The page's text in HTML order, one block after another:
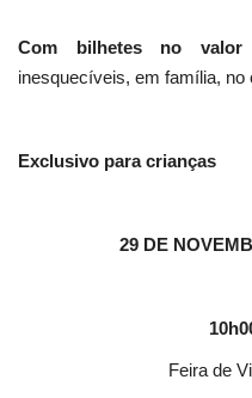
Com bilhetes no
inesquecíveis, em família, no
Exclusivo para crianças
29 DE
Feira de